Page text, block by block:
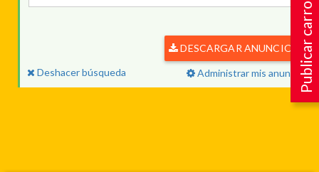
Publicar carro
DESCARGAR ANUNCIOS
Deshacer búsqueda
Administrar mis anuncios